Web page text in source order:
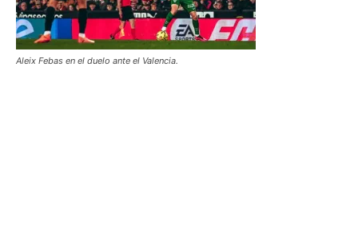
Aleix Febas en el duelo ante el Valencia.